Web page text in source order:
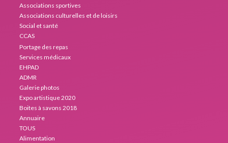
Associations sportives
Associations culturelles et de loisirs
Social et santé
CCAS
Portage des repas
Services médicaux
EHPAD
ADMR
Galerie photos
Expo artistique 2020
Boites à savons 2018
Annuaire
TOUS
Alimentation